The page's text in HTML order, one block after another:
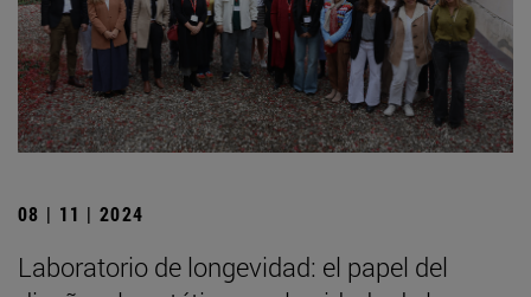
08 | 11 | 2024
Laboratorio de longevidad: el papel del